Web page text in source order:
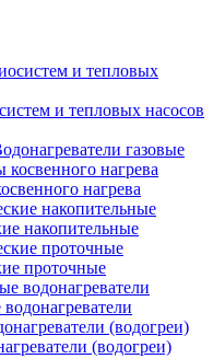
и тепловых насосов
газовые
нагрева
накопительные
проточные
(водогреи)